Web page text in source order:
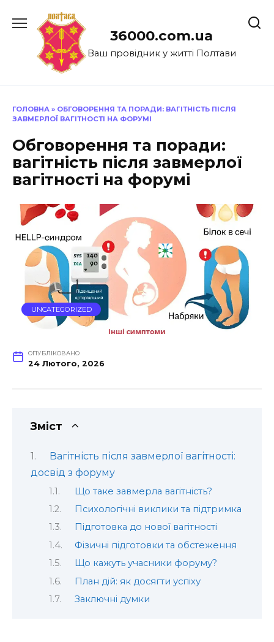
до
36000.com.ua
Ваш провідник у житті Полтави
ГОЛОВНА » ОБГОВОРЕННЯ ТА ПОРАДИ: ВАГІТНІСТЬ ПІСЛЯ
ЗАВМЕРЛОЇ ВАГІТНОСТІ НА ФОРУМІ
Обговорення та поради:
вагітність після завмерлої
вагітності на форумі
UNCATEGORIZED
ОПУБЛІКОВАНО
24 Лютого, 2026
Зміст
Вагітність після завмерлої вагітності:
досвід з форуму
Що таке завмерла вагітність?
Психологічні виклики та підтримка
Підготовка до нової вагітності
Фізичні підготовки та обстеження
Що кажуть учасники форуму?
План дій: як досягти успіху
Заключні думки